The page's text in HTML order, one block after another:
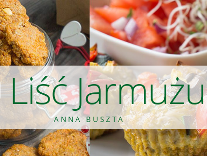
Liść Jarmużu
ANNA BUSZTA